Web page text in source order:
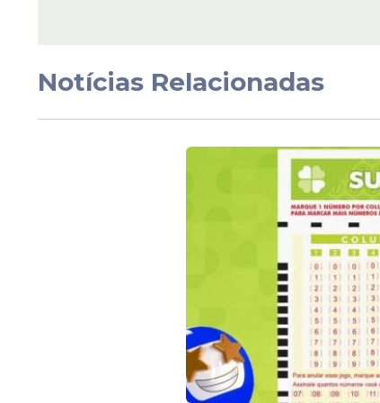
seleção; veja onde
Na área da saúde, por exemplo, há
obstetras, pediatras, ortopedistas,
Notícias Relacionadas